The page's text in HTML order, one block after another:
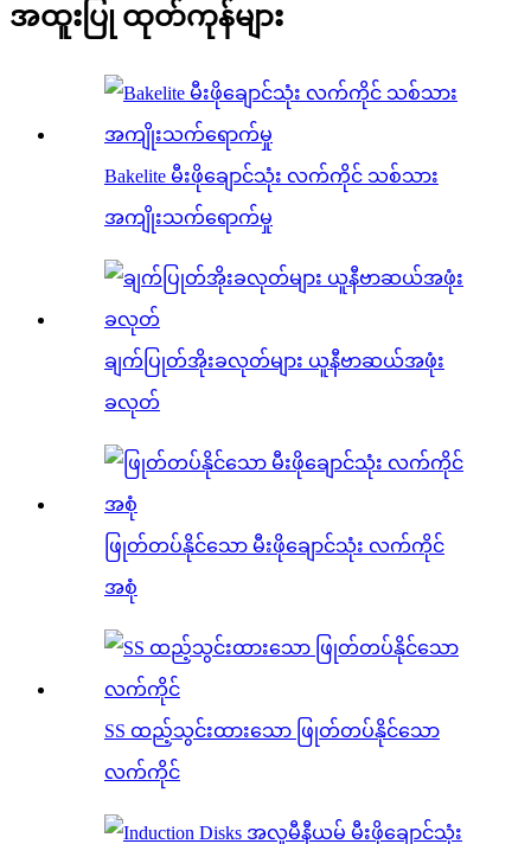
အထူးပြု ထုတ်ကုန်များ
Bakelite မီးဖိုချောင်သုံး လက်ကိုင် သစ်သား
အကျိုးသက်ရောက်မှု
ချက်ပြုတ်အိုးခလုတ်များ ယူနီဗာဆယ်အဖုံး
ခလုတ်
ဖြုတ်တပ်နိုင်သော မီးဖိုချောင်သုံး လက်ကိုင်
အစုံ
SS ထည့်သွင်းထားသော ဖြုတ်တပ်နိုင်သော
လက်ကိုင်